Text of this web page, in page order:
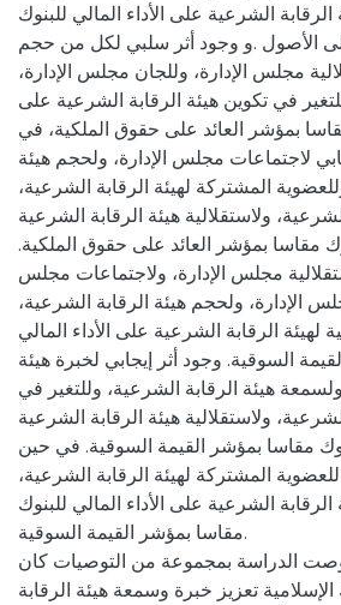
الشرعية على الأداء المالي للبنوك
الأصول .و وجود أثر سلبي لكل من حجم
مجلس الإدارة، وللجان مجلس الإدارة،
في تكوين هيئة الرقابة الشرعية على
بمؤشر العائد على حقوق الملكية، في
لاجتماعات مجلس الإدارة، ولحجم هيئة
المشتركة لهيئة الرقابة الشرعية،
ولاستقلالية هيئة الرقابة الشرعية
مقاسا بمؤشر العائد على حقوق الملكية.
مجلس الإدارة، ولاجتماعات مجلس
الإدارة، ولحجم هيئة الرقابة الشرعية،
لهيئة الرقابة الشرعية على الأداء المالي
السوقية. وجود أثر إيجابي لخبرة هيئة
هيئة الرقابة الشرعية، وللتغير في
ولاستقلالية هيئة الرقابة الشرعية
مقاسا بمؤشر القيمة السوقية. في حين
المشتركة لهيئة الرقابة الشرعية،
الشرعية على الأداء المالي للبنوك
مقاسا بمؤشر القيمة السوقية.
أوصت الدراسة بمجموعة من التوصيات كان
تعزيز خبرة وسمعة هيئة الرقابة